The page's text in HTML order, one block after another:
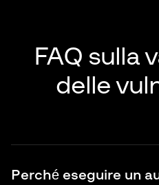
FAQ sulla
delle
Perché eseguire un